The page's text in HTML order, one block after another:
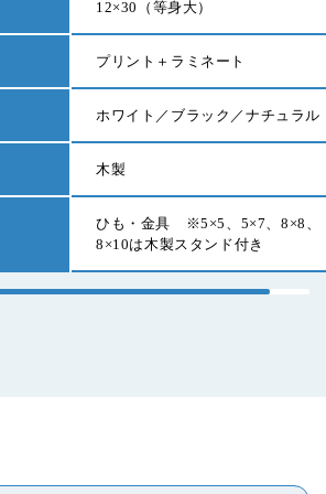
12×30 （等身大）
プリント＋ラミネート
ホワイト／ブラック／ナチュラル
木製
ひも・金具 ※5×5、5×7、8×8、
8×10は木製スタンド付き